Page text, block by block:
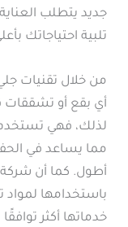
جديد يتطلب
تلبية احتياجاتك
من خلال تقنيات
أي بقع أو تشققات
لذلك، فهي
مما يساعد في
أطول. كما أن شركة
باستخدامها لمواد
خدماتها أكثر